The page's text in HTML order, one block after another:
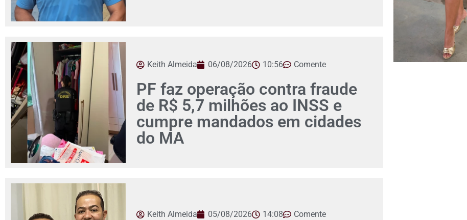
Keith Almeida 06/08/2026 10:56 Comente
PF faz operação contra fraude
de R$ 5,7 milhões ao INSS e
cumpre mandados em cidades
do MA
Keith Almeida 05/08/2026 14:08 Comente